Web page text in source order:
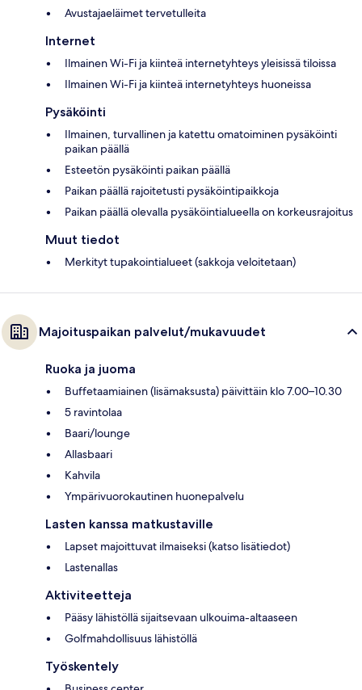
Avustajaeläimet tervetulleita
Internet
Ilmainen Wi-Fi ja kiinteä internetyhteys yleisissä tiloissa
Ilmainen Wi-Fi ja kiinteä internetyhteys huoneissa
Pysäköinti
Ilmainen, turvallinen ja katettu omatoiminen pysäköinti
paikan päällä
Esteetön pysäköinti paikan päällä
Paikan päällä rajoitetusti pysäköintipaikkoja
Paikan päällä olevalla pysäköintialueella on korkeusrajoitus
Muut tiedot
Merkityt tupakointialueet (sakkoja veloitetaan)
Majoituspaikan palvelut/mukavuudet
Ruoka ja juoma
Buffetaamiainen (lisämaksusta) päivittäin klo 7.00–10.30
5 ravintolaa
Baari/lounge
Allasbaari
Kahvila
Ympärivuorokautinen huonepalvelu
Lasten kanssa matkustaville
Lapset majoittuvat ilmaiseksi (katso lisätiedot)
Lastenallas
Aktiviteetteja
Pääsy lähistöllä sijaitsevaan ulkouima-altaaseen
Golfmahdollisuus lähistöllä
Työskentely